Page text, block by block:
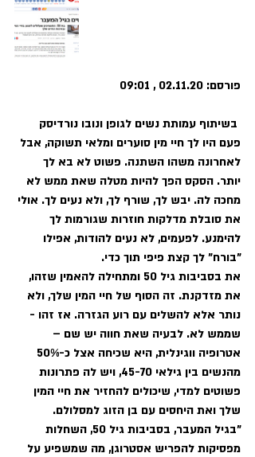
פורסם: 02.11.20 , 09:01
בשיתוף עמותת נשים לגופן ונובו נורדיסק
פעם היו לך חיי מין סוערים ומלאי תשוקה, אבל
לאחרונה משהו השתנה. פשוט לא בא לך
יותר. הסקס הפך להיות מטלה שאת ממש לא
מחכה לה. יבש לך, שורף לך, ולא נעים לך. אולי
את סובלת מדלקות חוזרות שגורמות לך
להימנע. לפעמים, לא נעים להודות, אפילו
"בורח" לך קצת פיפי תוך כדי.
את בסביבות גיל 50 ומתחילה להאמין שזהו,
את מזדקנת. זה הסוף של חיי המין שלך, ולא
נותר אלא להשלים עם רוע הגזרה. אז זהו -
שממש לא. לבעיה שאת חווה יש שם –
מהנשים בין גילאי 45-70, ויש לה פתרונות
פשוטים למדי, שיכולים להחזיר את חיי המין
שלך ואת היחסים עם בן הזוג למסלולם.
"בגיל המעבר, בסביבות גיל 50, השחלות
מפסיקות להפריש אסטרוגן, מה שמשפיע על